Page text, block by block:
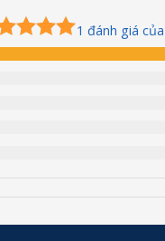
1 đánh giá